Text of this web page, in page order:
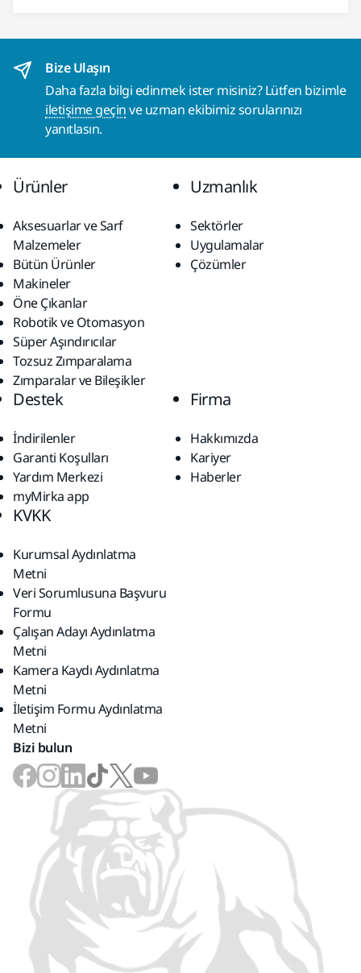
Bize Ulaşın
Daha fazla bilgi edinmek ister misiniz? Lütfen bizimle
iletişime geçinve uzman ekibimiz sorularınızı
yanıtlasın.
Ürünler
Aksesuarlar ve Sarf
Malzemeler
Bütün Ürünler
Makineler
Öne Çıkanlar
Robotik ve Otomasyon
Süper Aşındırıcılar
Tozsuz Zımparalama
Zımparalar ve Bileşikler
Uzmanlık
Sektörler
Uygulamalar
Çözümler
Destek
İndirilenler
Garanti Koşulları
Yardım Merkezi
myMirka app
Firma
Hakkımızda
Kariyer
Haberler
KVKK
Kurumsal Aydınlatma
Metni
Veri Sorumlusuna Başvuru
Formu
Çalışan Adayı Aydınlatma
Metni
Kamera Kaydı Aydınlatma
Metni
İletişim Formu Aydınlatma
Metni
Bizi bulun